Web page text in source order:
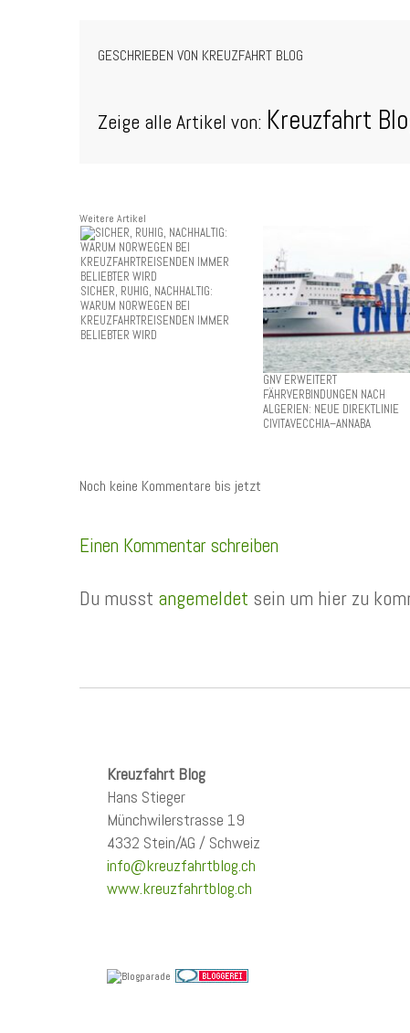
GESCHRIEBEN VON KREUZFAHRT BLOG
Zeige alle Artikel von: Kreuzfahrt
Weitere Artikel
SICHER, RUHIG, NACHHALTIG:
WARUM NORWEGEN BEI
KREUZFAHRTREISENDEN IMMER
BELIEBTER WIRD
GNV ERWEITERT
FÄHRVERBINDUNGEN NACH
ALGERIEN: NEUE DIREKTLINIE
CIVITAVECCHIA–ANNABA
Noch keine Kommentare bis jetzt
Einen Kommentar schreiben
Du musst angemeldet sein um hier zu
Kreuzfahrt Blog
Hans Stieger
Münchwilerstrasse 19
4332 Stein/AG / Schweiz
info@kreuzfahrtblog.ch
www.kreuzfahrtblog.ch